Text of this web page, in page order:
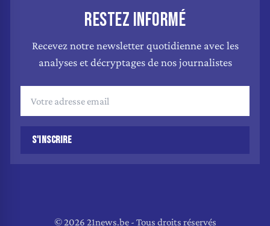
RESTEZ INFORMÉ
Recevez notre newsletter quotidienne avec les
analyses et décryptages de nos journalistes
S'INSCRIRE
© 2026 21news.be - Tous droits réservés